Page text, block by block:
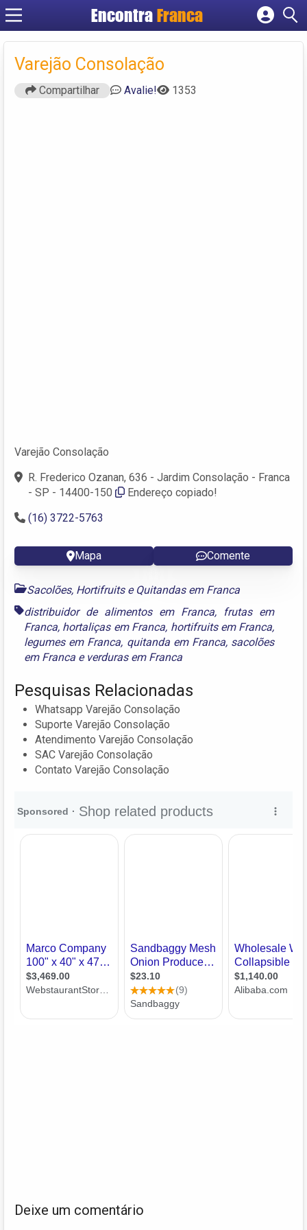
Encontra Franca
Cadastrar empresa
Fazer login
Criar conta
Varejão Consolação
Compartilhar Avalie! 1353
Varejão Consolação
R. Frederico Ozanan, 636 - Jardim Consolação - Franca
- SP - 14400-150
Endereço copiado!
(16) 3722-5763
Mapa Comente
Sacolões, Hortifruits e Quitandas em Franca
distribuidor de alimentos em Franca, frutas em
Franca, hortaliças em Franca, hortifruits em Franca,
legumes em Franca, quitanda em Franca, sacolões
em Franca e verduras em Franca
Pesquisas Relacionadas
Whatsapp Varejão Consolação
Suporte Varejão Consolação
Atendimento Varejão Consolação
SAC Varejão Consolação
Contato Varejão Consolação
Deixe um comentário